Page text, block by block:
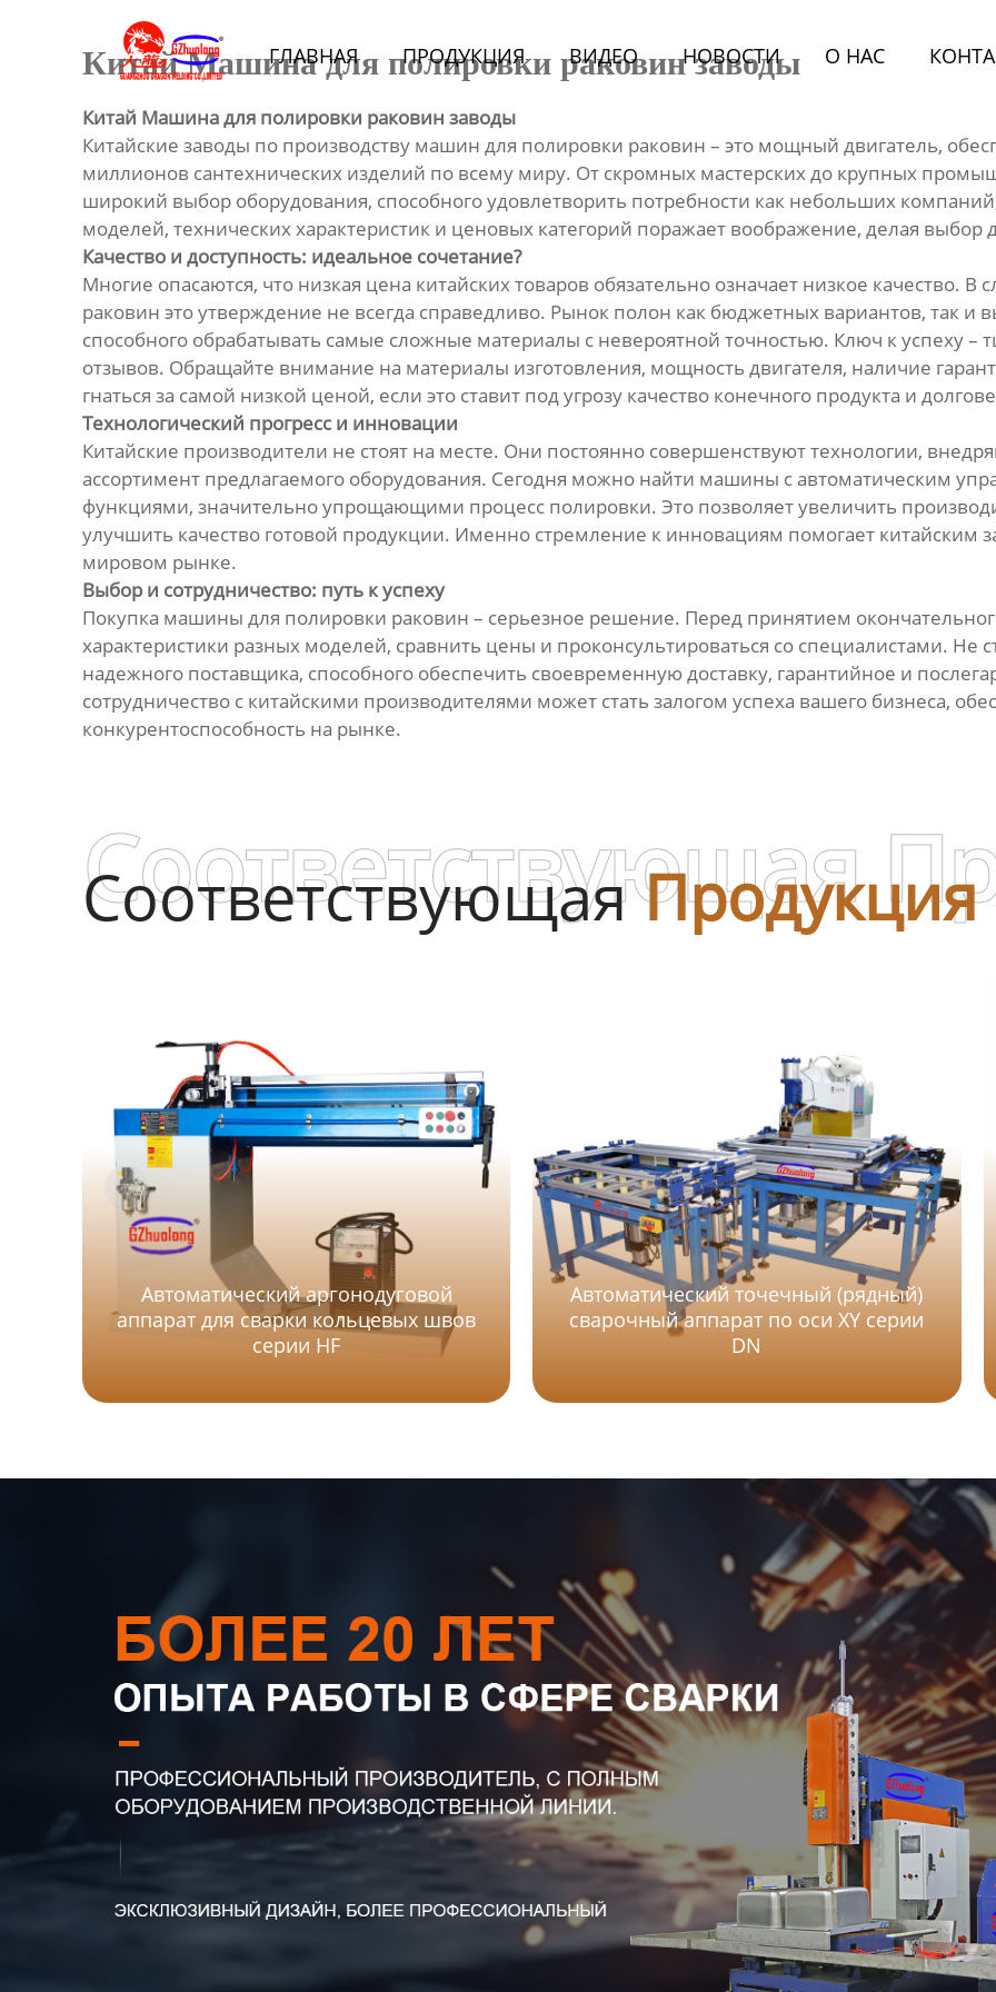
ГЛАВНАЯ ПРОДУКЦИЯ BИДЕО НОВОСТИ О HАС
Новости
Контакты
Китай Машина для полировки раковин заводы
Китай Машина для полировки раковин заводы
Китайские заводы по производству машин для полировки раковин – это мощный двигатель,
миллионов сантехнических изделий по всему миру. От скромных мастерских до крупных
широкий выбор оборудования, способного удовлетворить потребности как небольших
моделей, технических характеристик и ценовых категорий поражает воображение, делая выбор
Качество и доступность: идеальное сочетание?
Многие опасаются, что низкая цена китайских товаров обязательно означает низкое качество.
раковин это утверждение не всегда справедливо. Рынок полон как бюджетных вариантов, так и
способного обрабатывать самые сложные материалы с невероятной точностью. Ключ к успеху
отзывов. Обращайте внимание на материалы изготовления, мощность двигателя, наличие
гнаться за самой низкой ценой, если это ставит под угрозу качество конечного продукта и
Технологический прогресс и инновации
Китайские производители не стоят на месте. Они постоянно совершенствуют технологии,
ассортимент предлагаемого оборудования. Сегодня можно найти машины с автоматическим
функциями, значительно упрощающими процесс полировки. Это позволяет увеличить
улучшить качество готовой продукции. Именно стремление к инновациям помогает
мировом рынке.
Выбор и сотрудничество: путь к успеху
Покупка машины для полировки раковин – серьезное решение. Перед принятием
характеристики разных моделей, сравнить цены и проконсультироваться со специалистами. Не
надежного поставщика, способного обеспечить своевременную доставку, гарантийное и
сотрудничество с китайскими производителями может стать залогом успеха вашего бизнеса,
конкурентоспособность на рынке.
СоответствующаяПродукция
Соответствующая
Автоматический аргонодуговой
аппарат для сварки кольцевых швов
серии HF
Автоматический точечный (рядный)
сварочный аппарат по оси XY серии
DN